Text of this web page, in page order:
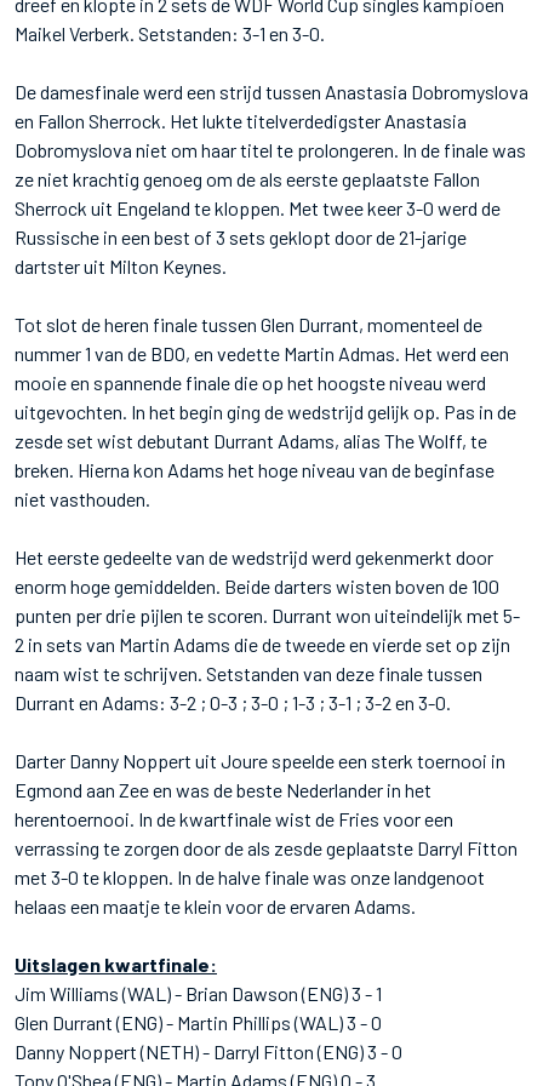
Maikel Verberk. Setstanden: 3-1 en 3-0.
De damesfinale werd een strijd tussen Anastasia Dobromyslova
en Fallon Sherrock. Het lukte titelverdedigster Anastasia
Dobromyslova niet om haar titel te prolongeren. In de finale was
ze niet krachtig genoeg om de als eerste geplaatste Fallon
Sherrock uit Engeland te kloppen. Met twee keer 3-0 werd de
Russische in een best of 3 sets geklopt door de 21-jarige
dartster uit Milton Keynes.
Tot slot de heren finale tussen Glen Durrant, momenteel de
nummer 1 van de BDO, en vedette Martin Admas. Het werd een
mooie en spannende finale die op het hoogste niveau werd
uitgevochten. In het begin ging de wedstrijd gelijk op. Pas in de
zesde set wist debutant Durrant Adams, alias The Wolff, te
breken. Hierna kon Adams het hoge niveau van de beginfase
niet vasthouden.
Het eerste gedeelte van de wedstrijd werd gekenmerkt door
enorm hoge gemiddelden. Beide darters wisten boven de 100
punten per drie pijlen te scoren. Durrant won uiteindelijk met 5-
2 in sets van Martin Adams die de tweede en vierde set op zijn
naam wist te schrijven. Setstanden van deze finale tussen
Durrant en Adams: 3-2 ; 0-3 ; 3-0 ; 1-3 ; 3-1 ; 3-2 en 3-0.
Darter Danny Noppert uit Joure speelde een sterk toernooi in
Egmond aan Zee en was de beste Nederlander in het
herentoernooi. In de kwartfinale wist de Fries voor een
verrassing te zorgen door de als zesde geplaatste Darryl Fitton
met 3-0 te kloppen. In de halve finale was onze landgenoot
helaas een maatje te klein voor de ervaren Adams.
Uitslagen kwartfinale:
Jim Williams (WAL) - Brian Dawson (ENG) 3 - 1
Glen Durrant (ENG) - Martin Phillips (WAL) 3 - 0
Danny Noppert (NETH) - Darryl Fitton (ENG) 3 - 0
Tony O'Shea (ENG) - Martin Adams (ENG) 0 - 3